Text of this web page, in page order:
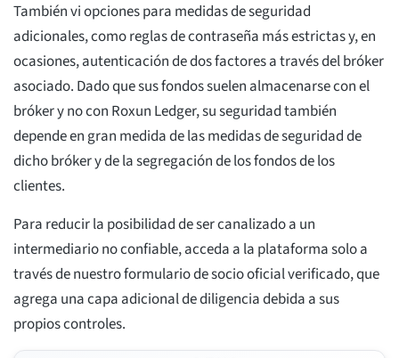
También vi opciones para medidas de seguridad
adicionales, como reglas de contraseña más estrictas y, en
ocasiones, autenticación de dos factores a través del bróker
asociado. Dado que sus fondos suelen almacenarse con el
bróker y no con Roxun Ledger, su seguridad también
depende en gran medida de las medidas de seguridad de
dicho bróker y de la segregación de los fondos de los
clientes.
Para reducir la posibilidad de ser canalizado a un
intermediario no confiable, acceda a la plataforma solo a
través de nuestro formulario de socio oficial verificado, que
agrega una capa adicional de diligencia debida a sus
propios controles.